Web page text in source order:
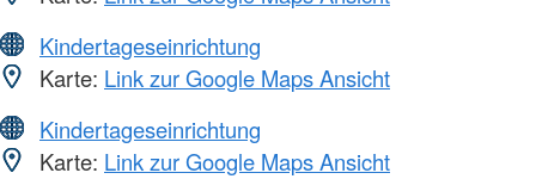
Kindertageseinrichtung
Karte: Link zur Google Maps Ansicht
Kindertageseinrichtung
Karte: Link zur Google Maps Ansicht